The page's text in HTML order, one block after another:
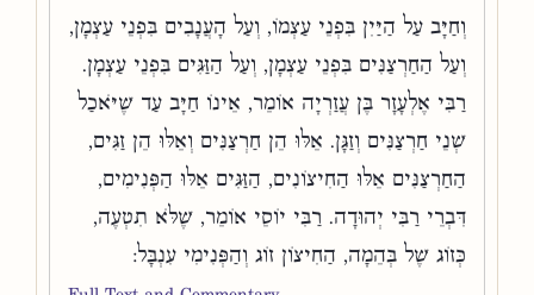
וְחַיָּב עַל הַיַּיִן בִּפְנֵי עַצְמוֹ, וְעַל הָעֲנָבִים בִּפְנֵי עַצְמָן,
וְעַל הַחַרְצַנִּים בִּפְנֵי עַצְמָן, וְעַל הַזַּגִּים בִּפְנֵי עַצְמָן.
רַבִּי אֶלְעָזָר בֶּן עֲזַרְיָה אוֹמֵר, אֵינוֹ חַיָּב עַד שֶׁיֹּאכַל
שְׁנֵי חַרְצַנִּים וְזַגָּן. אֵלּוּ הֵן חַרְצַנִּים וְאֵלּוּ הֵן זַגִּים,
הַחַרְצַנִּים אֵלּוּ הַחִיצוֹנִים, הַזַּגִּים אֵלּוּ הַפְּנִימִים,
דִּבְרֵי רַבִּי יְהוּדָה. רַבִּי יוֹסֵי אוֹמֵר, שֶׁלֹּא תִטְעֶה,
כְּזוֹג שֶׁל בְּהֵמָה, הַחִיצוֹן זוֹג וְהַפְּנִימִי עִנְבָּל: